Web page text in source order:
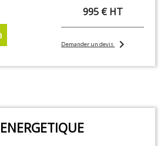
995 € HT
Demander un devischevron_right